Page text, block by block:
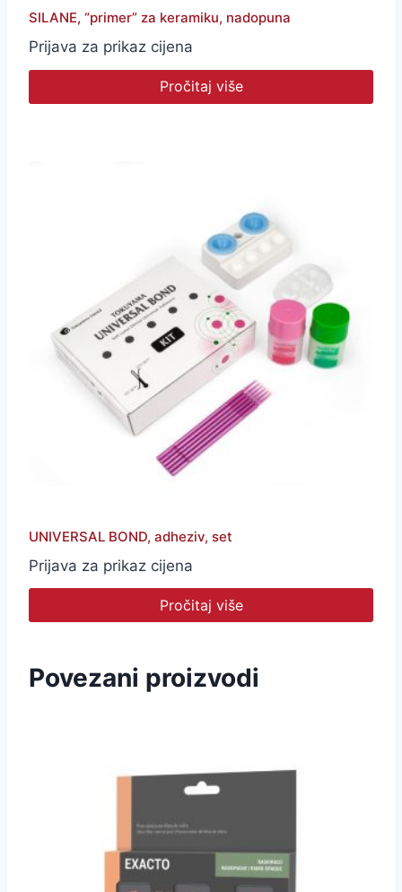
SILANE, “primer” za keramiku, nadopuna
Prijava za prikaz cijena
Pročitaj više
UNIVERSAL BOND, adheziv, set
Prijava za prikaz cijena
Pročitaj više
Povezani proizvodi